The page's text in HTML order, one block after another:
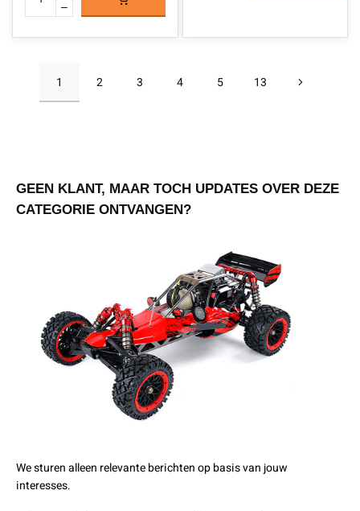
1 2 3 4 5 13
GEEN KLANT, MAAR TOCH UPDATES OVER DEZE
CATEGORIE ONTVANGEN?
We sturen alleen relevante berichten op basis van jouw
interesses.